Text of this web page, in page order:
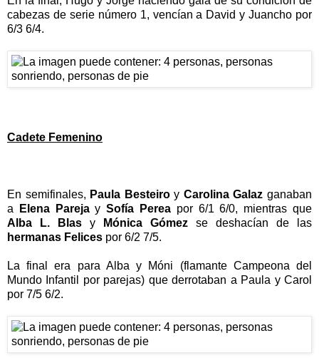
cabezas de serie número 1, vencían a David y Juancho por
6/3 6/4.
Cadete Femenino
En semifinales, Paula Besteiroy Carolina Galaz ganaban
a
Elena ParejaySofía Perea por 6/1 6/0, mientras que
Alba L. Blas y Mónica Gómez se deshacían de las
hermanas Felices por 6/2 7/5.
La final era para Alba y Móni (flamante Campeona del
Mundo Infantil por parejas) que derrotaban a Paula y Carol
por 7/5 6/2.